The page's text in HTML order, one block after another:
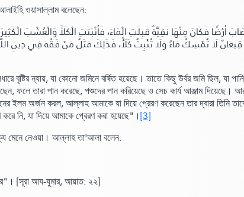
ওয়াসাল্লাম বলেছেন:
لَا تُمْسِكُ مَاءً وَلَا تُنْبِتُ كَلَأً، فَذَلِكَ مَثَلُ مَنْ فَقُهَ فِي دِينِ
বৃষ্টির ন্যায়, যা কোনো জমিনে বর্ষিত হয়েছে। তাতে কিছু উর্বর জমি ছিল,
ফলে তারা পান করেছে, পশুদের পান করিয়েছে ও সেচ কার্য আঞ্জাম দিয়েছে।
ইলম অর্জন করল, আল্লাহ আমাকে যা দিয়ে প্রেরণ করেছেন তার দ্বারা তিনি
নি, যা দিয়ে আমাকে প্রেরণ করা হয়েছে" ।[3]
মেনে নেওয়া। আল্লাহ তা'আলা বলেন:
। [সূরা আয-যুমার,আয়াত: ২২]